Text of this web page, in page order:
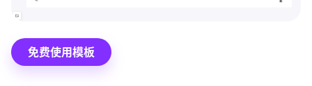
下载
免费使用模板